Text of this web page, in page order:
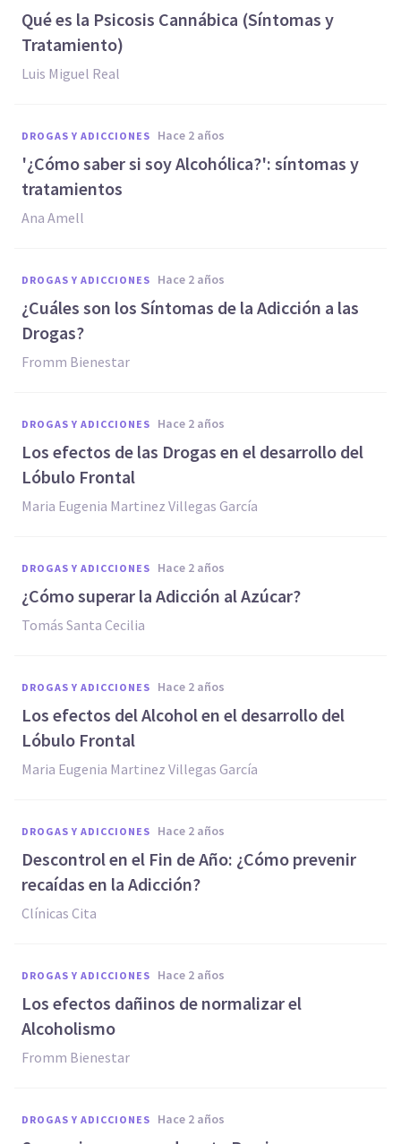
Qué es la Psicosis Cannábica (Síntomas y
Tratamiento)
Luis Miguel Real
DROGAS Y ADICCIONES hace 2 años
'¿Cómo saber si soy Alcohólica?': síntomas y
tratamientos
Ana Amell
DROGAS Y ADICCIONES hace 2 años
¿Cuáles son los Síntomas de la Adicción a las
Drogas?
Fromm Bienestar
DROGAS Y ADICCIONES hace 2 años
Los efectos de las Drogas en el desarrollo del
Lóbulo Frontal
Maria Eugenia Martinez Villegas García
DROGAS Y ADICCIONES hace 2 años
¿Cómo superar la Adicción al Azúcar?
Tomás Santa Cecilia
DROGAS Y ADICCIONES hace 2 años
Los efectos del Alcohol en el desarrollo del
Lóbulo Frontal
Maria Eugenia Martinez Villegas García
DROGAS Y ADICCIONES hace 2 años
Descontrol en el Fin de Año: ¿Cómo prevenir
recaídas en la Adicción?
Clínicas Cita
DROGAS Y ADICCIONES hace 2 años
Los efectos dañinos de normalizar el
Alcoholismo
Fromm Bienestar
DROGAS Y ADICCIONES hace 2 años